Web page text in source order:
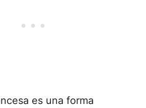
es una forma